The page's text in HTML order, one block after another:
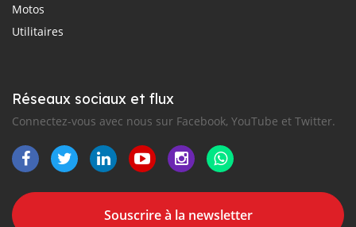
Motos
Utilitaires
Réseaux sociaux et flux
Connectez-vous avec nous sur Facebook, YouTube et Twitter.
Souscrire à la newsletter